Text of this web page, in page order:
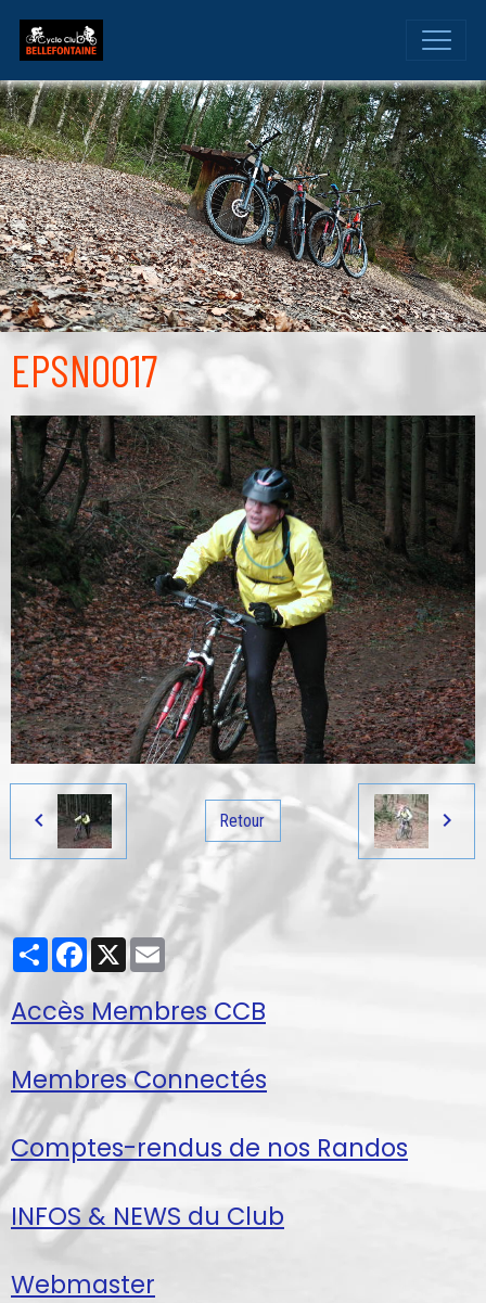
EPSN0017
Retour
PartagerFacebook
X Email
Accès Membres CCB
Membres Connectés
Comptes-rendus de nos Randos
INFOS & NEWS du Club
Webmaster